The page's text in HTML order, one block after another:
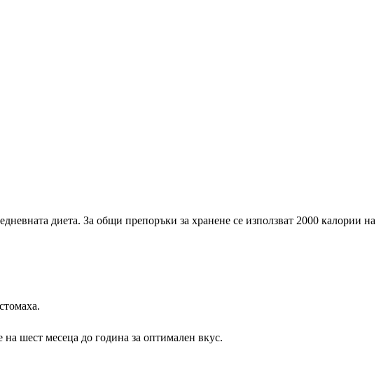
диета. За общи препоръки за хранене се използват 2000 калории на
шест месеца до година за оптимален вкус.